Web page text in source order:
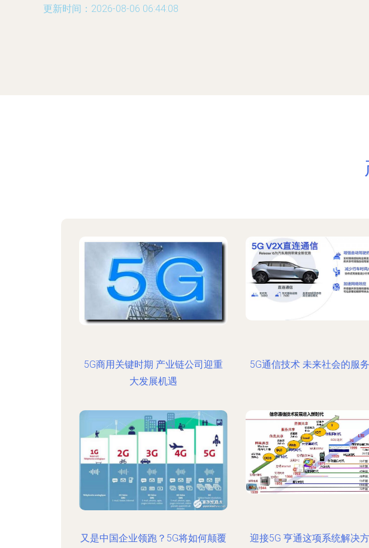
更新时间：2026-08-06 06:44:08
5G商用关键时期 产业链公司迎重
大发展机遇
5G通信技术 未来社会的服
又是中国企业领跑？5G将如何颠覆 迎接5G 亨通这项系统解决